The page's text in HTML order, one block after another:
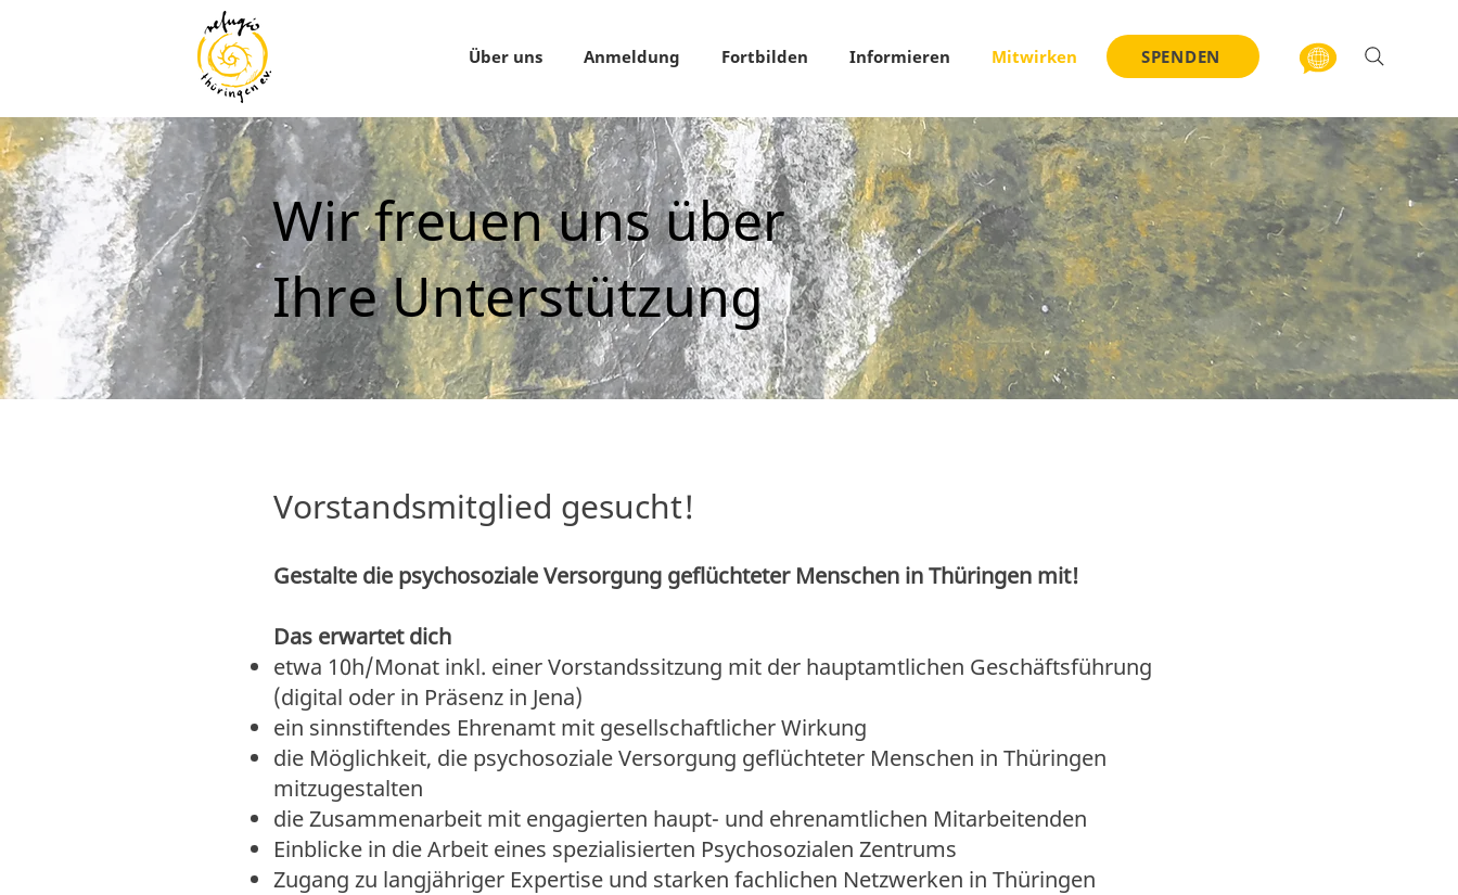
Über uns Anmeldung Fortbilden Informieren Mitwirken SPENDEN
Wir freuen uns über
Ihre Unterstützung
Vorstandsmitglied gesucht!
Gestalte die psychosoziale Versorgung geflüchteter Menschen in Thüringen mit!
Das erwartet dich
etwa 10h/Monat inkl. einer Vorstandssitzung mit der hauptamtlichen Geschäftsführung
(digital oder in Präsenz in Jena)
ein sinnstiftendes Ehrenamt mit gesellschaftlicher Wirkung
die Möglichkeit, die psychosoziale Versorgung geflüchteter Menschen in Thüringen
mitzugestalten
die Zusammenarbeit mit engagierten haupt- und ehrenamtlichen Mitarbeitenden
Einblicke in die Arbeit eines spezialisierten Psychosozialen Zentrums
Zugang zu langjähriger Expertise und starken fachlichen Netzwerken in Thüringen